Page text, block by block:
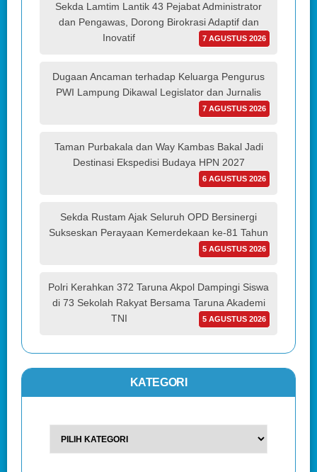
Sekda Lamtim Lantik 43 Pejabat Administrator
dan Pengawas, Dorong Birokrasi Adaptif dan
Inovatif
7 AGUSTUS 2026
Dugaan Ancaman terhadap Keluarga Pengurus
PWI Lampung Dikawal Legislator dan Jurnalis
7 AGUSTUS 2026
Taman Purbakala dan Way Kambas Bakal Jadi
Destinasi Ekspedisi Budaya HPN 2027
6 AGUSTUS 2026
Sekda Rustam Ajak Seluruh OPD Bersinergi
Sukseskan Perayaan Kemerdekaan ke-81 Tahun
5 AGUSTUS 2026
Polri Kerahkan 372 Taruna Akpol Dampingi Siswa
di 73 Sekolah Rakyat Bersama Taruna Akademi
TNI
5 AGUSTUS 2026
KATEGORI